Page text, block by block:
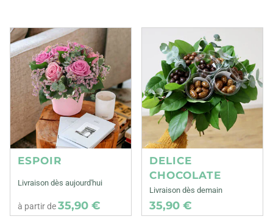
ESPOIR
Livraison dès aujourd'hui
à partir de35,90 €
DELICE
CHOCOLATE
Livraison dès demain
35,90 €